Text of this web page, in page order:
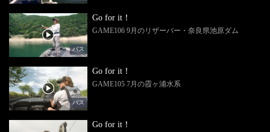
バス
Go for it！
GAME106 9月のリザーバー・奈良県池原ダム
バス
Go for it！
GAME105 7月の霞ヶ浦水系
Go for it！